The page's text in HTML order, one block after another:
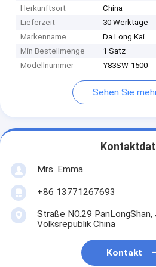
Herkunftsort
China
Lieferzeit
30 Werktage
Markenname
Da Long Kai
Min Bestellmenge
1 Satz
Modellnummer
Y83SW-1500
Sehen Sie
Mrs. Emma
+86 13771267693
Straße NO.29
Volksrepublik China
Kontakt